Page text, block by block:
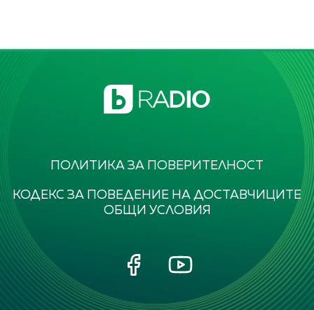
ПОЛИТИКА ЗА ПОВЕРИТЕЛНОСТ
КОДЕКС ЗА ПОВЕДЕНИЕ НА ДОСТАВЧИЦИТЕ
ОБЩИ УСЛОВИЯ